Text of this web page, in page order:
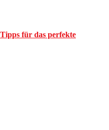
für das perfekte